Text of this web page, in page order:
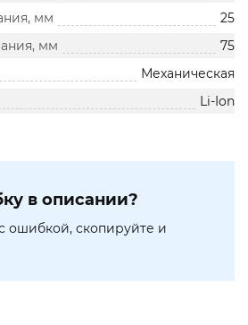
мм
25
мм
75
Механическая
Li-Ion
в описании?
ошибкой, скопируйте и